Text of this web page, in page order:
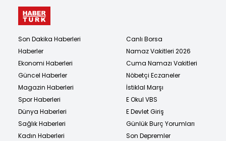
Son Dakika Haberleri
Haberler
Ekonomi Haberleri
Güncel Haberler
Magazin Haberleri
Spor Haberleri
Dünya Haberleri
Sağlık Haberleri
Kadın Haberleri
Canlı Borsa
Namaz Vakitleri 2026
Cuma Namazı Vakitleri
Nöbetçi Eczaneler
İstiklal Marşı
E Okul VBS
E Devlet Giriş
Günlük Burç Yorumları
Son Depremler